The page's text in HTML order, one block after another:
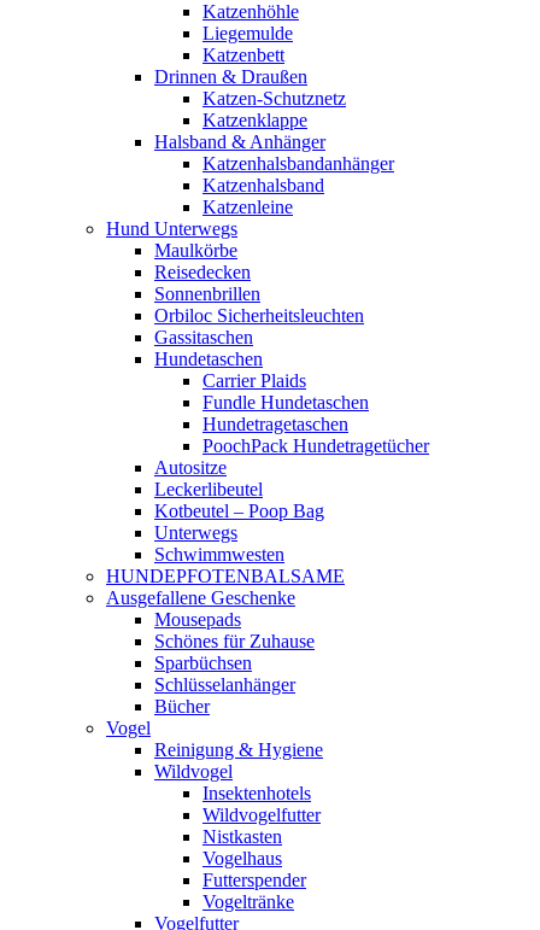
Katzenhöhle
Liegemulde
Katzenbett
Drinnen & Draußen
Katzen-Schutznetz
Katzenklappe
Halsband & Anhänger
Katzenhalsbandanhänger
Katzenhalsband
Katzenleine
Hund Unterwegs
Maulkörbe
Reisedecken
Sonnenbrillen
Orbiloc Sicherheitsleuchten
Gassitaschen
Hundetaschen
Carrier Plaids
Fundle Hundetaschen
Hundetragetaschen
PoochPack Hundetragetücher
Autositze
Leckerlibeutel
Kotbeutel – Poop Bag
Unterwegs
Schwimmwesten
HUNDEPFOTENBALSAME
Ausgefallene Geschenke
Mousepads
Schönes für Zuhause
Sparbüchsen
Schlüsselanhänger
Bücher
Vogel
Reinigung & Hygiene
Wildvogel
Insektenhotels
Wildvogelfutter
Nistkasten
Vogelhaus
Futterspender
Vogeltränke
Vogelfutter